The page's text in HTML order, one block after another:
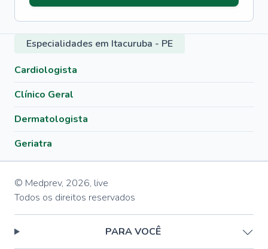
Especialidades em Itacuruba - PE
Cardiologista
Clínico Geral
Dermatologista
Geriatra
© Medprev, 2026, live
Todos os direitos reservados
PARA VOCÊ